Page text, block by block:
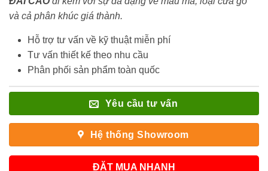
và cả phân khúc giá thành.
Hỗ trợ tư vấn về kỹ thuật miễn phí
Tư vấn thiết kế theo nhu cầu
Phân phối sản phẩm toàn quốc
Yêu cầu tư vấn
Hệ thống Showroom
ĐẶT MUA NHANH